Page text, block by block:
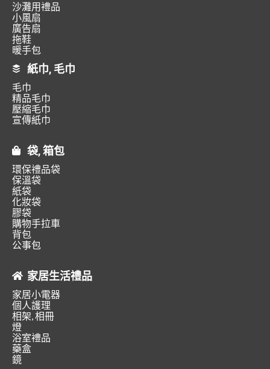
沙灘用禮品
小風扇
廣告扇
拖鞋
暖手包
紙巾, 毛巾
毛巾
精品毛巾
壓縮毛巾
宣傳紙巾
袋, 箱包
環保禮品袋
保溫袋
紙袋
化妝袋
膠袋
購物手拉車
背包
公事包
家居生活禮品
家居小電器
個人護理
相架, 相冊
燈
浴室禮品
藥盒
鏡